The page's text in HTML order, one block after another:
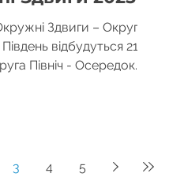
Здвиги – Округа
відбудуться 21-го
3 4 5